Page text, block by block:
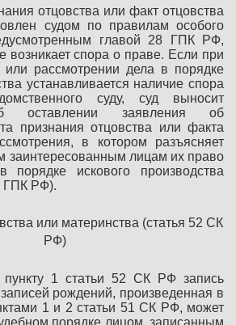
отцовства или факт отцовства
судом по правилам особого
главой 28 ГПК РФ,
возникает спора о праве. Если при
или рассмотрении дела в порядке
устанавливается наличие спора
суду, суд выносит
оставлении заявления об
признания отцовства или факта
в котором разъясняет
заинтересованным лицам их право
порядке искового производства
ГПК РФ).
или материнства (статья 52 СК
РФ)
пункту 1 статьи 52 СК РФ запись
рождений, произведенная в
1 и 2 статьи 51 СК РФ, может
порядке лицом, записанным